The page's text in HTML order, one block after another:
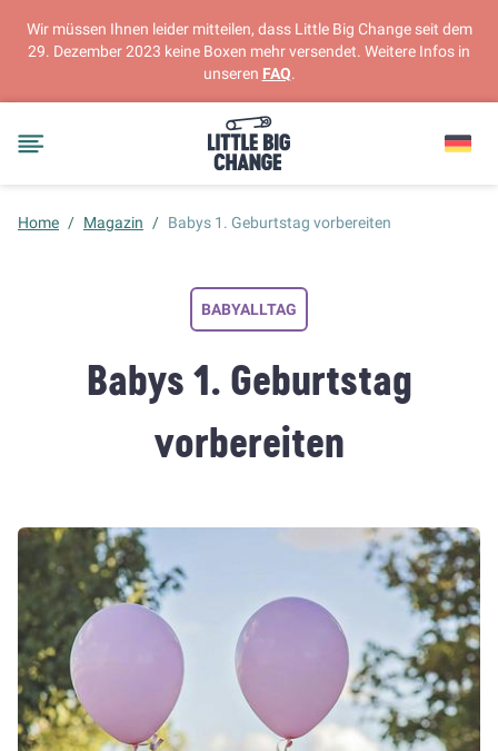
Wir müssen Ihnen leider mitteilen, dass Little Big Change seit dem
29. Dezember 2023 keine Boxen mehr versendet. Weitere Infos in
unseren FAQ.
Home / Magazin / Babys 1. Geburtstag vorbereiten
BABYALLTAG
Babys 1. Geburtstag
vorbereiten